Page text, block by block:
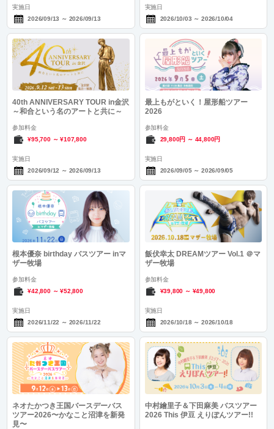
実施日
2026/09/13 ～ 2026/09/13
実施日
2026/10/03 ～ 2026/10/04
40th ANNIVERSARY TOUR in金沢
～和合という名のアートと共に～
参加料金
¥95,700～¥107,800
実施日
2026/09/12 ～ 2026/09/13
最上もがといく！屋形船ツアー
2026
参加料金
29,800円 ～ 44,800円
実施日
2026/09/05～ 2026/09/05
根本優奈 birthday バスツアー inマ
ザー牧場
参加料金
¥42,800～¥52,800
実施日
2026/11/22 ～ 2026/11/22
飯伏幸太 DREAMツアー Vol.1 ＠マ
ザー牧場
参加料金
¥39,800 ～ ¥49,800
実施日
2026/10/18 ～ 2026/10/18
ネオたかつき王国バースデーバス
ツアー2026〜かなこと沼津を新発
見〜
中村繪里子＆下田麻美 バスツアー
2026 This 伊豆 えりぽんツアー!!